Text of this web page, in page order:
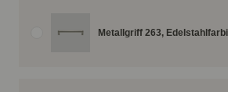
Metallgriff 263,